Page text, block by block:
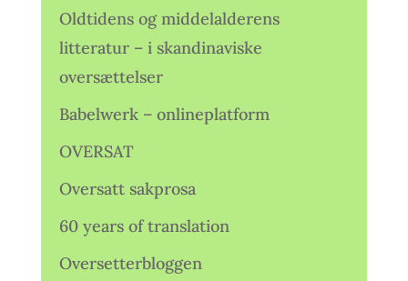
Oldtidens og middelalderens
litteratur – i skandinaviske
oversættelser
Babelwerk – onlineplatform
OVERSAT
Oversatt sakprosa
60 years of translation
Oversetterbloggen